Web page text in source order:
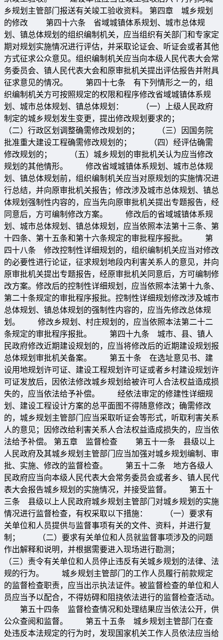
乡规划主管部门报送有关竣工验收资料。 第四章 城乡规划
的修改 第四十六条 省域城镇体系规划、城市总体规
划、镇总体规划的组织编制机关，应当组织有关部门和专家定
期对规划实施情况进行评估，并采取论证会、听证会或者其他
方式征求公众意见。组织编制机关应当向本级人民代表大会常
务委员会、镇人民代表大会和原审批机关提出评估报告并附具
征求意见的情况。 第四十七条 有下列情形之一的，组
织编制机关方可按照规定的权限和程序修改省域城镇体系规
划、城市总体规划、镇总体规划： （一）上级人民政府
制定的城乡规划发生变更，提出修改规划要求的；
（二）行政区划调整确需修改规划的； （三）因国务院
批准重大建设工程确需修改规划的； （四）经评估确需
修改规划的； （五）城乡规划的审批机关认为应当修改
规划的其他情形。 修改省域城镇体系规划、城市总体规
划、镇总体规划前，组织编制机关应当对原规划的实施情况进
行总结，并向原审批机关报告；修改涉及城市总体规划、镇总
体规划强制性内容的，应当先向原审批机关提出专题报告，经
同意后，方可编制修改方案。 修改后的省域城镇体系规
划、城市总体规划、镇总体规划，应当依照本法第十三条、第
十四条、第十五条和第十六条规定的审批程序报批。 第
四十八条 修改控制性详细规划的，组织编制机关应当对修改
的必要性进行论证，征求规划地段内利害关系人的意见，并向
原审批机关提出专题报告，经原审批机关同意后，方可编制修
改方案。修改后的控制性详细规划，应当依照本法第十九条、
第二十条规定的审批程序报批。控制性详细规划修改涉及城市
总体规划、镇总体规划的强制性内容的，应当先修改总体规
划。 修改乡规划、村庄规划的，应当依照本法第二十二
条规定的审批程序报批。 第四十九条 城市、县、镇人
民政府修改近期建设规划的，应当将修改后的近期建设规划报
总体规划审批机关备案。 第五十条 在选址意见书、建
设用地规划许可证、建设工程规划许可证或者乡村建设规划许
可证发放后，因依法修改城乡规划给被许可人合法权益造成损
失的，应当依法给予补偿。 经依法审定的修建性详细规
划、建设工程设计方案的总平面图不得随意修改；确需修改
的，城乡规划主管部门应当采取听证会等形式，听取利害关系
人的意见；因修改给利害关系人合法权益造成损失的，应当依
法给予补偿。 第五章 监督检查 第五十一条 县级以上
人民政府及其城乡规划主管部门应当加强对城乡规划编制、审
批、实施、修改的监督检查。 第五十二条 地方各级人
民政府应当向本级人民代表大会常务委员会或者乡、镇人民代
表大会报告城乡规划的实施情况，并接受监督。 第五十
三条 县级以上人民政府城乡规划主管部门对城乡规划的实施
情况进行监督检查，有权采取以下措施： （一）要求有
关单位和人员提供与监督事项有关的文件、资料，并进行复
制； （二）要求有关单位和人员就监督事项涉及的问题
作出解释和说明，并根据需要进入现场进行勘测；
（三）责令有关单位和人员停止违反有关城乡规划的法律、法
规的行为。 城乡规划主管部门的工作人员履行前款规定
的监督检查职责，应当出示执法证件。被监督检查的单位和人
员应当予以配合，不得妨碍和阻挠依法进行的监督检查活动。
第五十四条 监督检查情况和处理结果应当依法公开，供
公众查阅和监督。 第五十五条 城乡规划主管部门在查
处违反本法规定的行为时，发现国家机关工作人员依法应当给